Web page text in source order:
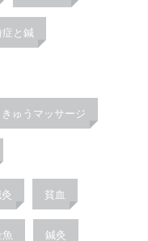
と鍼
ゅうマッサージ
貧血
魚 鍼灸